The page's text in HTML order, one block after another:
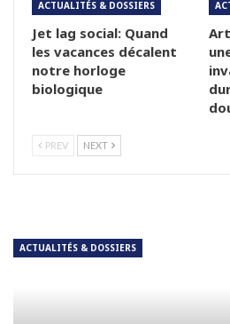
ACTUALITÉS & DOSSIERS
Jet lag social: Quand
les vacances décalent
notre horloge
biologique
PREV NEXT
ACTUALITÉS & DOSSIERS